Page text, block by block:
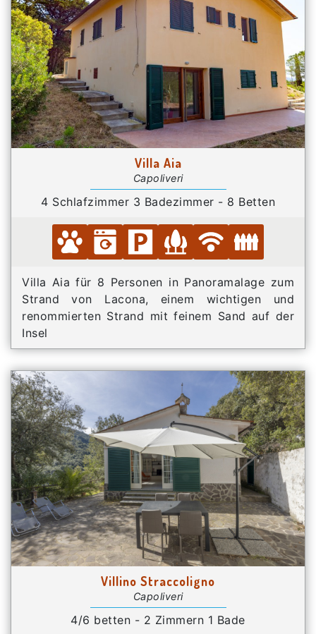
Villa Aia
Capoliveri
4 Schlafzimmer 3 Badezimmer - 8 Betten
Villa Aia für 8 Personen in Panoramalage zum
Strand von Lacona, einem wichtigen und
renommierten Strand mit feinem Sand auf der
Insel
Villino Straccoligno
Capoliveri
4/6 betten - 2 Zimmern 1 Bade